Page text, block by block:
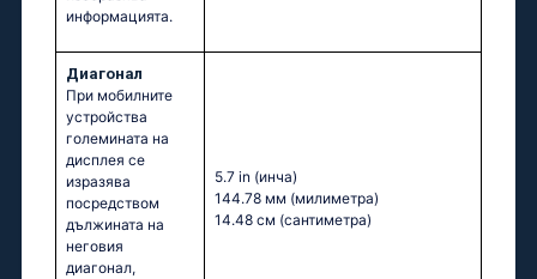
информацията.
Диагонал
При мобилните
устройства
големината на
дисплея се
изразява
посредством
дължината на
неговия
диагонал,
5.7 in (инча)
144.78 мм (милиметра)
14.48 см (сантиметра)